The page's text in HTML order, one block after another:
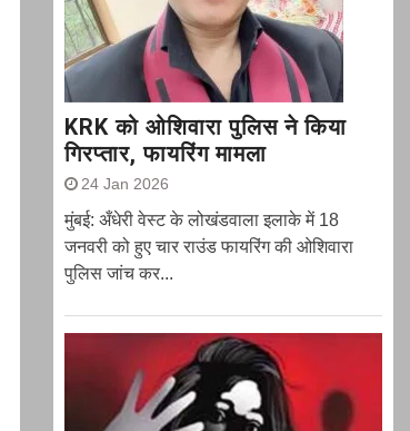
KRK को ओशिवारा पुलिस ने किया
गिरप्तार, फायरिंग मामला
24 Jan 2026
मुंबई: अँधेरी वेस्ट के लोखंडवाला इलाके में 18
जनवरी को हुए चार राउंड फायरिंग की ओशिवारा
पुलिस जांच कर...